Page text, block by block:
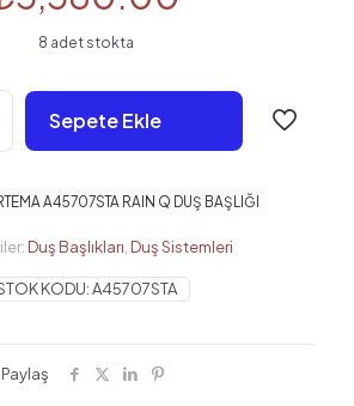
8 adet stokta
Sepete Ekle
KODU:A45707STA
Duş Başlıkları, Duş Sistemleri
A45707STA RAIN Q DUŞ BAŞLIĞI
Paylaş